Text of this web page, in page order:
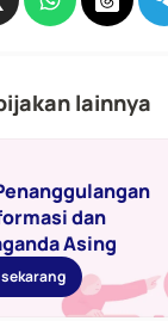
lainnya
dan
Asing